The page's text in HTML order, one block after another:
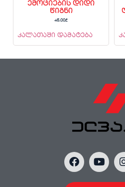
ემოციების დიდი
წიგნი
45.00₾
კალათაში დამატება